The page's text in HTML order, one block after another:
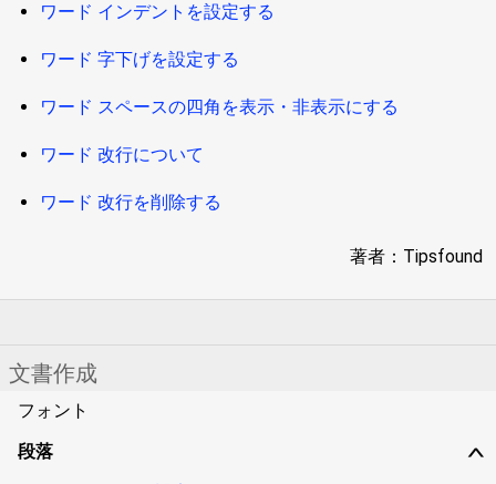
ワード インデントを設定する
ワード 字下げを設定する
ワード スペースの四角を表示・非表示にする
ワード 改行について
ワード 改行を削除する
著者：Tipsfound
文書作成
フォント
∨
段落